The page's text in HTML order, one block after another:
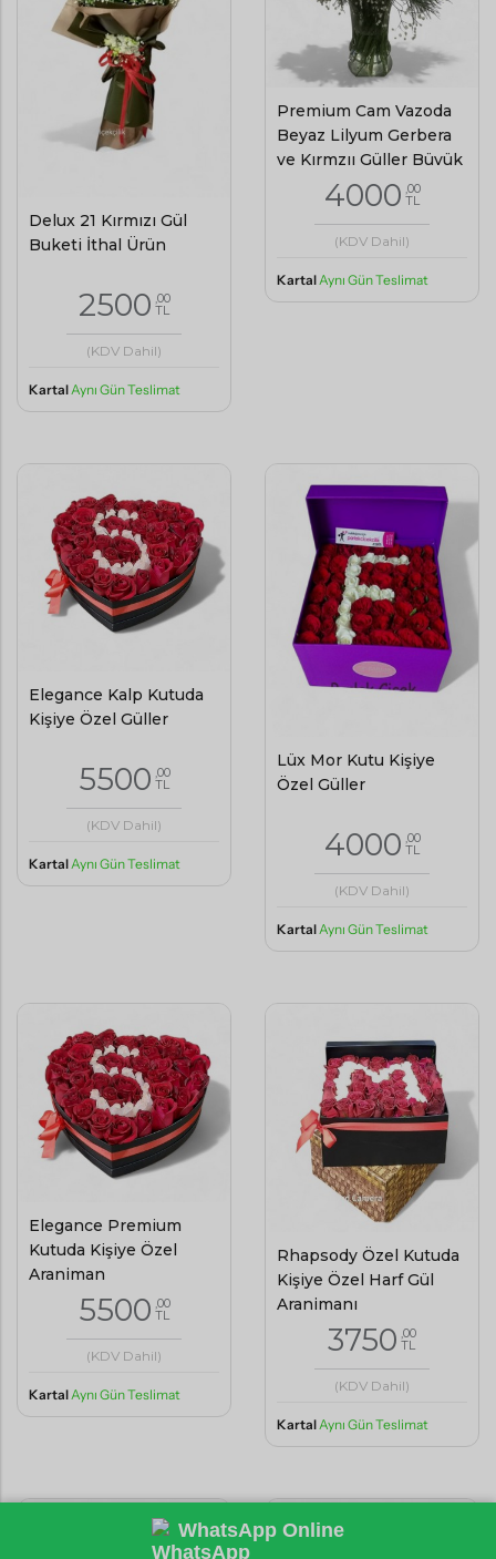
Delux 21 Kırmızı Gül
Buketi İthal Ürün
2500 ,00
TL
(KDV Dahil)
KartalAynı Gün Teslimat
Premium Cam Vazoda
Beyaz Lilyum Gerbera
ve Kırmzıı Güller Büyük
4000 ,00
TL
(KDV Dahil)
KartalAynı Gün Teslimat
Elegance Kalp Kutuda
Kişiye Özel Güller
5500 ,00
TL
(KDV Dahil)
Kartal Aynı Gün Teslimat
Lüx Mor Kutu Kişiye
Özel Güller
4000 ,00
TL
(KDV Dahil)
KartalAynı Gün Teslimat
Elegance Premium
Kutuda Kişiye Özel
Aranjman
5500 ,00
TL
(KDV Dahil)
KartalAynı Gün Teslimat
Rhapsody Özel Kutuda
Kişiye Özel Harf Gül
Aranjmanı
3750 ,00
TL
(KDV Dahil)
Kartal Aynı Gün Teslimat
WhatsApp Online